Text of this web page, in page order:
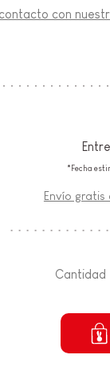
con
*Fecha
Envío
Cantidad